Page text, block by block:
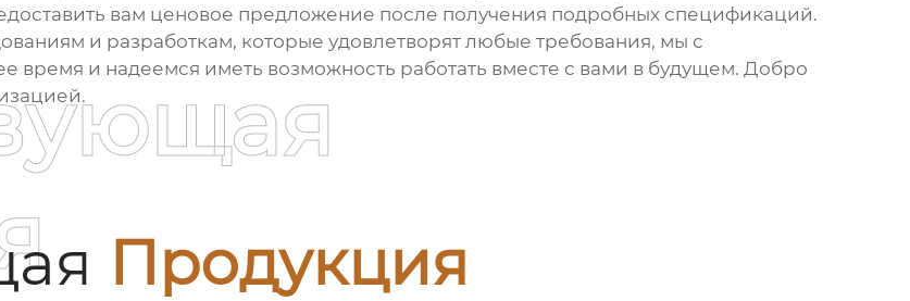
вам ценовое предложение после получения подробных спецификаций.
и разработкам, которые удовлетворят любые требования, мы с
и надеемся иметь возможность работать вместе с вами в будущем. Добро
Продукция